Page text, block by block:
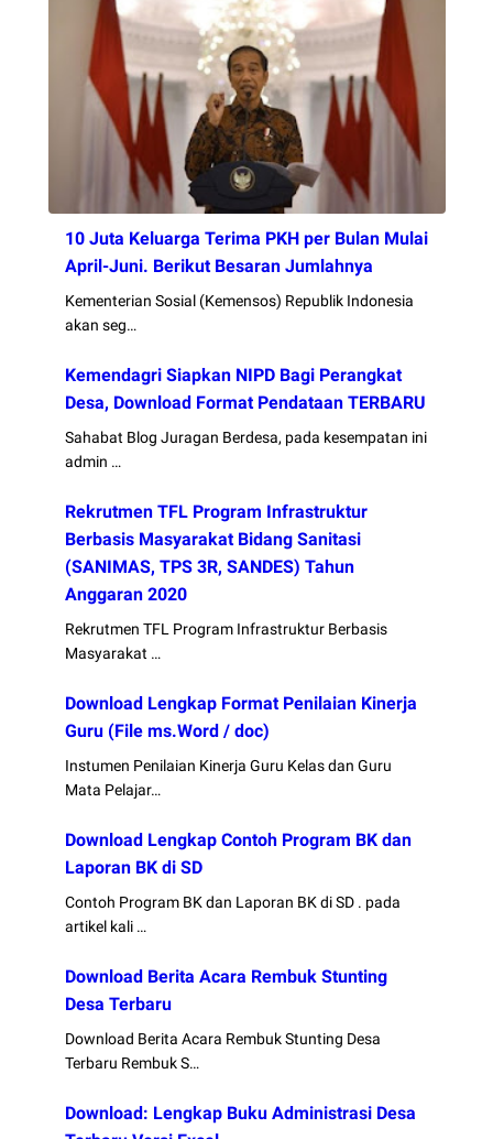
10 Juta Keluarga Terima PKH per Bulan Mulai
April-Juni. Berikut Besaran Jumlahnya
Kementerian Sosial (Kemensos) Republik Indonesia
akan seg…
Kemendagri Siapkan NIPD Bagi Perangkat
Desa, Download Format Pendataan TERBARU
Sahabat Blog Juragan Berdesa, pada kesempatan ini
admin …
Rekrutmen TFL Program Infrastruktur
Berbasis Masyarakat Bidang Sanitasi
(SANIMAS, TPS 3R, SANDES) Tahun
Anggaran 2020
Rekrutmen TFL Program Infrastruktur Berbasis
Masyarakat …
Download Lengkap Format Penilaian Kinerja
Guru (File ms.Word / doc)
Instumen Penilaian Kinerja Guru Kelas dan Guru
Mata Pelajar…
Download Lengkap Contoh Program BK dan
Laporan BK di SD
Contoh Program BK dan Laporan BK di SD . pada
artikel kali …
Download Berita Acara Rembuk Stunting
Desa Terbaru
Download Berita Acara Rembuk Stunting Desa
Terbaru Rembuk S…
Download: Lengkap Buku Administrasi Desa